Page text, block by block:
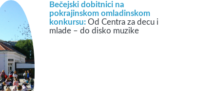
Bečejski dobitnici na
pokrajinskom omladinskom
konkursu: Od Centra za decu i
mlade – do disko muzike